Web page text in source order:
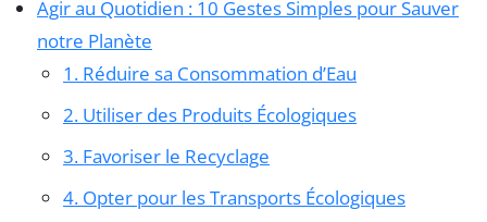
Agir au Quotidien : 10 Gestes Simples pour Sauver
notre Planète
1. Réduire sa Consommation d’Eau
2. Utiliser des Produits Écologiques
3. Favoriser le Recyclage
4. Opter pour les Transports Écologiques